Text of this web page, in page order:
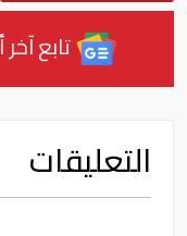
تابع
التعليقات